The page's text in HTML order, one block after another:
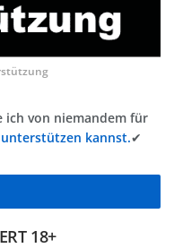
ich von niemandem für
unterstützen kannst.✔
18+